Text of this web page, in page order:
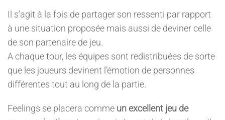
Il s’agit à la fois de partager son ressenti par rapport
à une situation proposée mais aussi de deviner celle
de son partenaire de jeu.
A chaque tour, les équipes sont redistribuées de sorte
que les joueurs devinent l’émotion de personnes
différentes tout au long de la partie.
Feelings se placera comme un excellent jeu de